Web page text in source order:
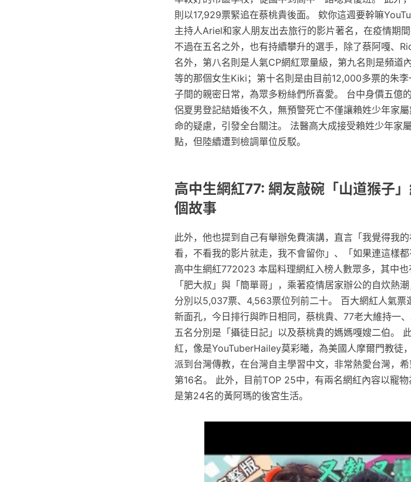
則以17,929票緊追在蔡桃貴後面。 欸你這週要幹嘛
主持人Ariel和家人朋友出去旅行的影片著名，在疫情期
不過在五名之外，也有持續攀升的選手，除了蔡阿嘎、
名外，第八名則是人氣CP網紅眾量級，第九名則是頻道
等的那個女生Kiki；第十名則是由目前12,000多票的朱
子間的親密日常，為眾多粉絲們所喜愛。 台中身價五億
侶夏男登記結婚後不久，無預警死亡不僅讓賴姓少年家
命的疑慮，引發全台關注。 法醫高大成接受賴姓少年家
點，但陸續遭到檢調單位反駁。
高中生網紅77: 網友敲碗「山道猴子
個故事
此外，他也提到自己有舉辦免費演講，直言「我覺得我
看，不看我的影片就走，我不會留你」、「如果連這樣
高中生網紅772023 本屆料理網紅入榜人數眾多，其中
「肥大叔」與「簡單哥」，乘著疫情居家辦公的自炊熱
分別以5,037票、4,563票位列前二十。 百大網紅人氣票
新面孔，今日排行與昨日相同，蔡桃貴、77老大維持一
五名分別是「攝徒日記」以及蔡桃貴的媽媽嘎嫂二伯。
紅，像是YouTuberHailey莫彩曦，為美國人摩爾門教徒
派到台灣傳教，在台灣自主學習中文，非常熱愛台灣，
第16名。 此外，目前TOP 25中，有兩名網紅內容以寵
是第24名的黃阿瑪的後宮生活。